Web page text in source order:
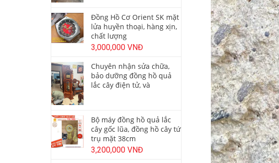
Đồng Hồ Cơ Orient SK mặt
lửa huyền thoại, hàng xịn,
chất lượng
3,000,000 VNĐ
Chuyên nhận sửa chữa,
bảo dưỡng đồng hồ quả
lắc cây điện tử, và
Bộ máy đồng hồ quả lắc
cây gốc lũa, đồng hồ cây tứ
trụ mặt 38cm
3,200,000 VNĐ